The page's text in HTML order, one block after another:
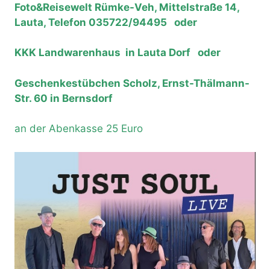
Foto&Reisewelt Rümke-Veh, Mittelstraße 14,
Lauta, Telefon 035722/94495 oder
KKK Landwarenhaus in Lauta Dorf oder
Geschenkestübchen Scholz, Ernst-Thälmann-
Str. 60 in Bernsdorf
an der Abenkasse 25 Euro